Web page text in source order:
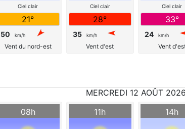
Ciel clair
21°
50 km/h
Vent du nord-est
Ciel clair
28°
35 km/h
Vent d'est
Ciel clair
33°
24 km/h
Vent
MERCREDI 12 AOÛT 2026
08h 11h 14h